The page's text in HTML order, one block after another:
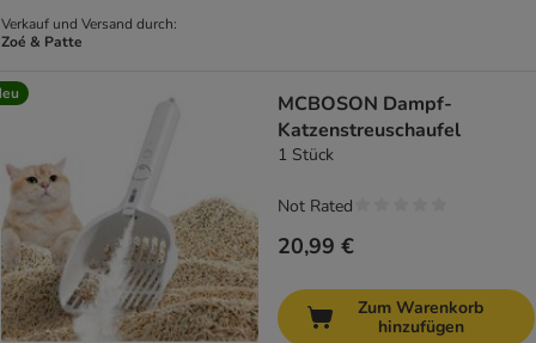
Verkauf und Versand durch:
Zoé & Patte
MCBOSON Dampf-
Katzenstreuschaufel
1 Stück
20,99 €
Not Rated
Zum Warenkorb
hinzufügen